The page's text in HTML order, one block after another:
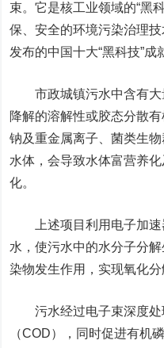
束。它是核工业领域的“黑
保、安全的环境污染治理技
发布的中国十大“黑科技”成
市政城镇污水中含有大
降解的溶解性或胶态分散
钠及重金属离子、菌类生
水体，会导致水体富营养
化。
上述项目利用电子加速
水，使污水中的水分子分
染物发生作用，实现氧化分
污水经过电子束深度处
（COD），同时促进有机